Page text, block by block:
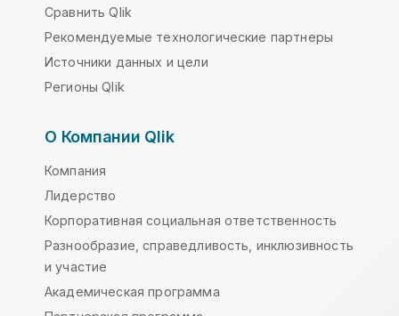
Сравнить Qlik
Рекомендуемые технологические партнеры
Источники данных и цели
Регионы Qlik
О Компании Qlik
Компания
Лидерство
Корпоративная социальная ответственность
Разнообразие, справедливость, инклюзивность
и участие
Академическая программа